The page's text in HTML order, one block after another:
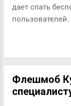
дает спать
каким): 1.
стандартных
(закрепление
Флешмоб